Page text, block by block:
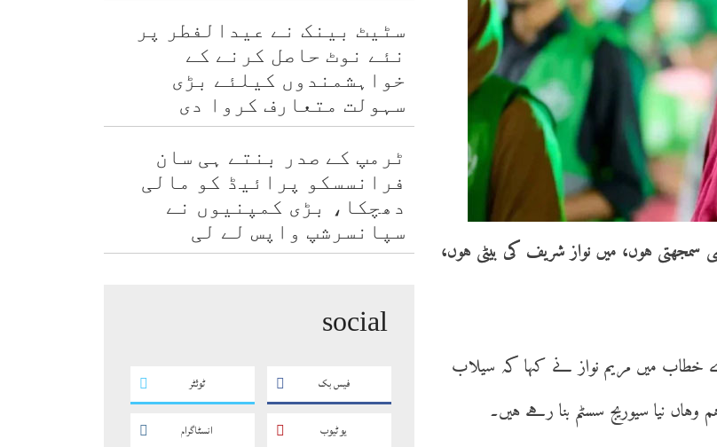
سٹیٹ بینک نے عیدالفطر پر
نئے نوٹ حاصل کرنے کے
خواہشمندوں کیلئے بڑی
سہولت متعارف کروا دی
ٹرمپ کے صدر بنتے ہی سان
فرانسسکو پرائیڈ کو مالی
دھچکا، بڑی کمپنیوں نے
سپانسرشپ واپس لے لی
social
فیس بک ٹوئٹر
یو ٹیوب انسٹاگرام
سمجھتی ہوں، میں نواز شریف کی بیٹی ہوں،
خطاب میں مریم نواز نے کہا کہ سیلاب
نیا سیوریج سسٹم بنا رہے ہیں۔